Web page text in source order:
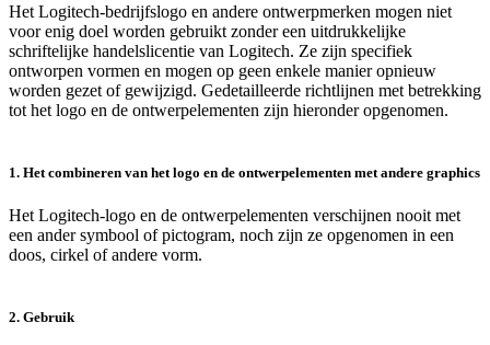
Het Logitech-bedrijfslogo en andere ontwerpmerken mogen niet
voor enig doel worden gebruikt zonder een uitdrukkelijke
schriftelijke handelslicentie van Logitech. Ze zijn specifiek
ontworpen vormen en mogen op geen enkele manier opnieuw
worden gezet of gewijzigd. Gedetailleerde richtlijnen met betrekking
tot het logo en de ontwerpelementen zijn hieronder opgenomen.
1. Het combineren van het logo en de ontwerpelementen met andere graphics
Het Logitech-logo en de ontwerpelementen verschijnen nooit met
een ander symbool of pictogram, noch zijn ze opgenomen in een
doos, cirkel of andere vorm.
2. Gebruik